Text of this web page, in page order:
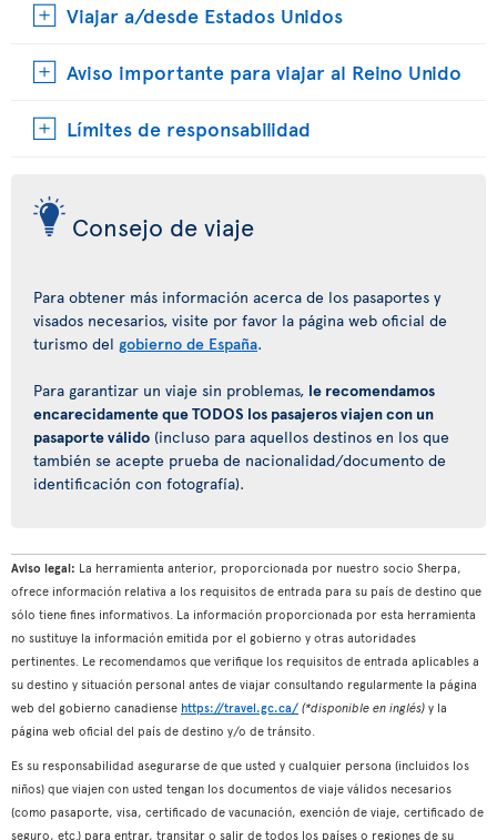
Viajar a/desde Estados Unidos
Aviso importante para viajar al Reino Unido
Límites de responsabilidad
Consejo de viaje
Para obtener más información acerca de los pasaportes y
visados necesarios, visite por favor la página web oficial de
turismo del gobierno de España.
Para garantizar un viaje sin problemas, le recomendamos
encarecidamente que TODOS los pasajeros viajen con un
pasaporte válido (incluso para aquellos destinos en los que
también se acepte prueba de nacionalidad/documento de
identificación con fotografía).
Aviso legal: La herramienta anterior, proporcionada por nuestro socio Sherpa,
ofrece información relativa a los requisitos de entrada para su país de destino que
sólo tiene fines informativos. La información proporcionada por esta herramienta
no sustituye la información emitida por el gobierno y otras autoridades
pertinentes. Le recomendamos que verifique los requisitos de entrada aplicables a
su destino y situación personal antes de viajar consultando regularmente la página
web del gobierno canadiense https://travel.gc.ca/ (*disponible en inglés) y la
página web oficial del país de destino y/o de tránsito.
Es su responsabilidad asegurarse de que usted y cualquier persona (incluidos los
niños) que viajen con usted tengan los documentos de viaje válidos necesarios
(como pasaporte, visa, certificado de vacunación, exención de viaje, certificado de
seguro, etc.) para entrar, transitar o salir de todos los países o regiones de su